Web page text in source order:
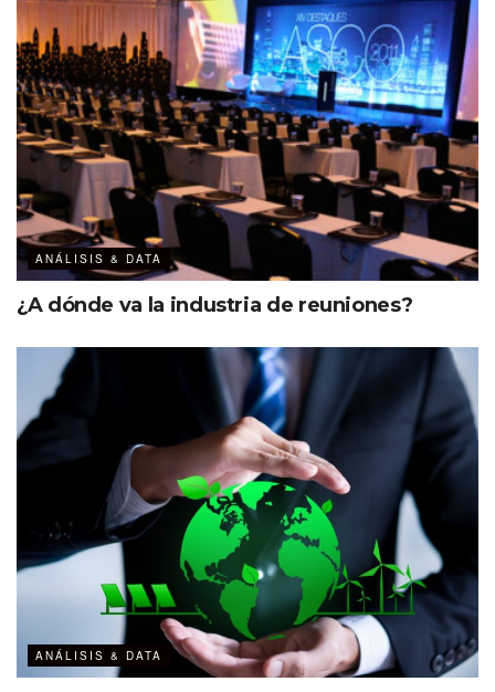
ANÁLISIS & DATA
¿A dónde va la industria de reuniones?
ANÁLISIS & DATA